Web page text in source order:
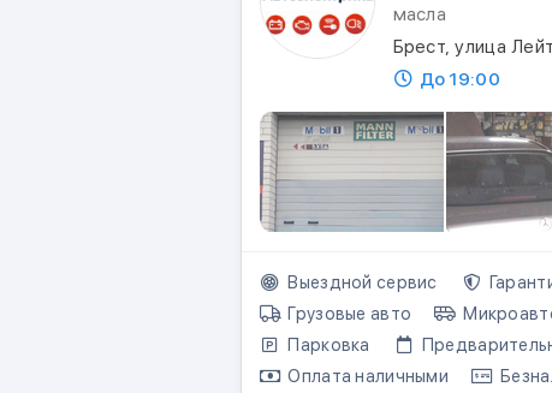
масла
Брест, улица
До 19:00
Выездной сервис
Грузовые авто
Парковка
Оплата наличными